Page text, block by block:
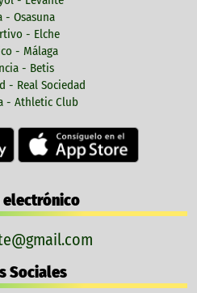
- Osasuna
- Elche
- Málaga
- Betis
- Real Sociedad
- Athletic Club
electrónico
Sociales